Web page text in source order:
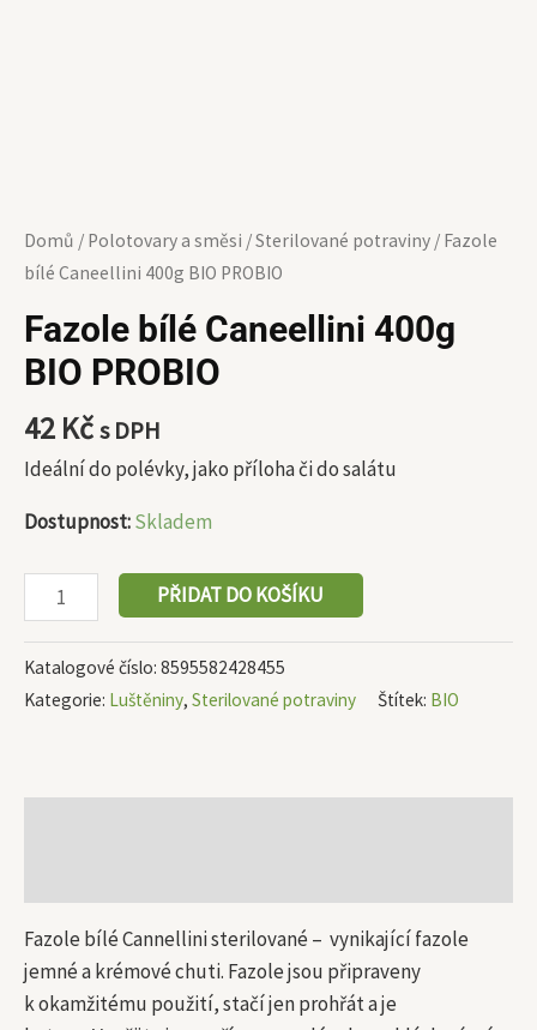
Domů / Polotovary a směsi /Sterilované potraviny / Fazole
bílé Caneellini 400g BIO PROBIO
Fazole bílé Caneellini 400g
BIO PROBIO
42 Kčs DPH
Ideální do polévky, jako příloha či do salátu
Dostupnost:Skladem
PŘIDAT DO KOŠÍKU
Katalogové číslo: 8595582428455
Kategorie: Luštěniny, Sterilované potraviny Štítek: BIO
Fazole bílé Cannellini sterilované – vynikající fazole
jemné a krémové chuti. Fazole jsou připraveny
k okamžitému použití, stačí jen prohřát a je